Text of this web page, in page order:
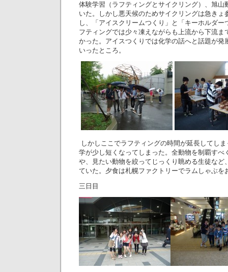
体験学習（ラフティングとサイクリング）、旭山
いた。しかし悪天候のためサイクリングは急きょ
し、「アイスクリームつくり」と「キーホルダー
フティングでは少々凍えながらも上流から下流ま
かった。アイスつくりでは化学の話へと話題が発
いったところ。
しかしここでラフティングの時間が延長してし
学が少し短くなってしまった。全動物を制覇すべ
や、見たい動物を絞ってじっくり眺める生徒など
ていた。夕食は札幌ファクトリーでラムしゃぶを
三日目